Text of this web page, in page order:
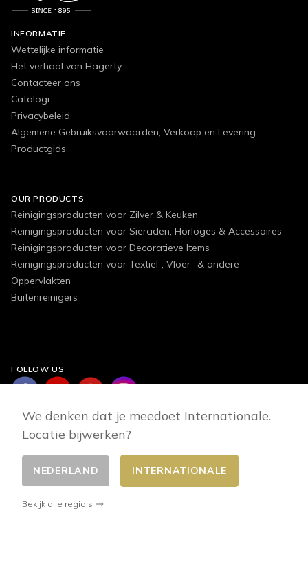
INFORMATIE
Wettelijke informatie
Het verhaal van Hagerty
Contacteer ons
Catalogi
Privacybeleid
Algemene Gebruiksvoorwaarden, Verkoop en Levering
Productgids
OUR PRODUCTS
Reinigingsproducten voor Zilver & Keuken
Reinigingsproducten voor Sieraden, Horloges & Accessoires
Reinigingsproducten voor Decoratieve Items
Reinigingsproducten voor Textiel-, Vloer- & andere
Oppervlakten
Buitenreinigers
FOLLOW US
Wisselaar betaalt
We denken dat je meedoet Internationale.
Locatie bijwerken?
NEDERLAND INTERNATIONALE
Bekijk alle regio's